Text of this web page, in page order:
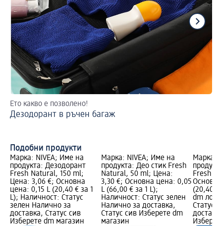
Ето какво е позволено!
Дезодорант в ръчен багаж
Подобни продукти
Марка: NIVEA; Име на
продукта: Дезодорант
Fresh Natural, 150 ml;
Цена: 3,06 €; Основна
цена: 0,15 L (20,40 € за 1
L); Наличност: Статус
зелен Налично за
доставка, Статус сив
Изберете dm магазин
Марка: NIVEA; Име на
продукта: Део стик Fresh
Natural, 50 ml; Цена:
3,30 €; Основна цена: 0,05
L (66,00 € за 1 L);
Наличност: Статус зелен
Налично за доставка,
Статус сив Изберете dm
магазин
Марка:
Fresh,
(20,40 €
dm
Статус